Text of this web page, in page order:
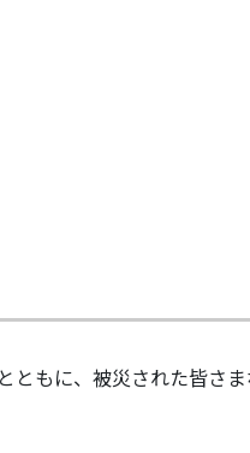
もに、被災された皆さ